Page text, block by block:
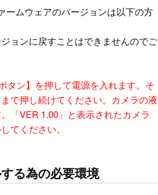
ームウェアのバージョンは以下の方
ョンに戻すことはできませんのでご
タン】を押して電源を入れます。そ
で押し続けてください。カメラの液
「VER 1.00」と表示されたカメラ
てください。
る為の必要環境